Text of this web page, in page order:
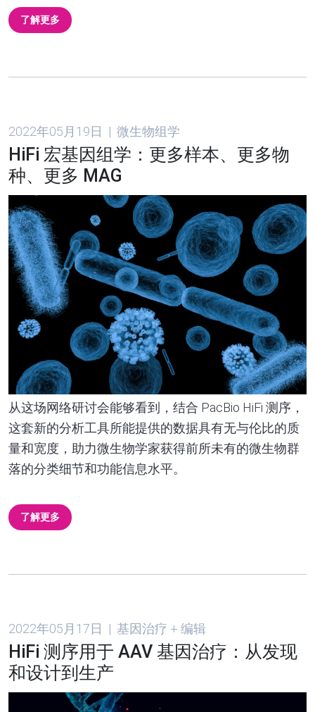
了解更多
2022年05月19日 | 微生物组学
HiFi 宏基因组学：更多样本、更多物
种、更多 MAG
从这场网络研讨会能够看到，结合 PacBio HiFi 测序，
这套新的分析工具所能提供的数据具有无与伦比的质
量和宽度，助力微生物学家获得前所未有的微生物群
落的分类细节和功能信息水平。
了解更多
2022年05月17日 | 基因治疗 + 编辑
HiFi 测序用于 AAV 基因治疗：从发现
和设计到生产